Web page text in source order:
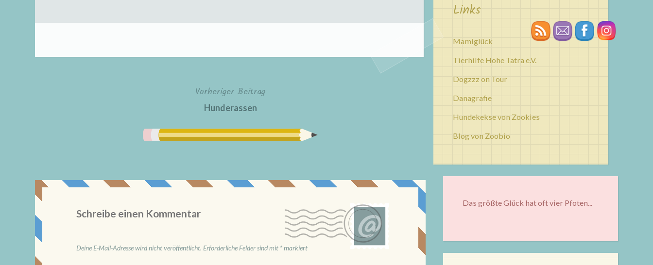
Vorheriger Beitrag
Hunderassen
Schreibe einen Kommentar
Deine E-Mail-Adresse wird nicht veröffentlicht. Erforderliche Felder sind mit *markiert
Links
Mamiglück
Tierhilfe Hohe Tatra e.V.
Dogzzz on Tour
Danagrafie
Hundekekse von Zookies
Blog von Zoobio
Das größte Glück hat oft vier Pfoten...